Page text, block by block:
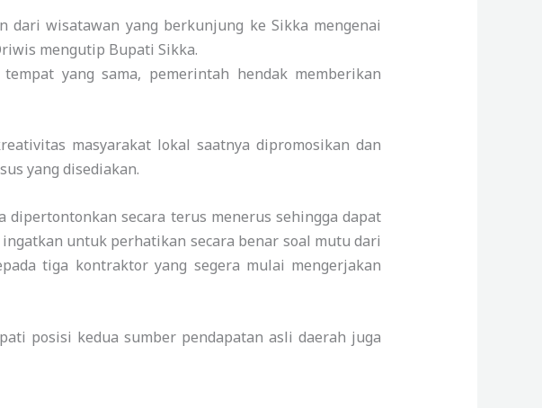
wisatawan yang berkunjung ke Sikka mengenai
mengutip Bupati Sikka.
yang sama, pemerintah hendak memberikan
masyarakat lokal saatnya dipromosikan dan
yang disediakan.
secara terus menerus sehingga dapat
untuk perhatikan secara benar soal mutu dari
tiga kontraktor yang segera mulai mengerjakan
posisi kedua sumber pendapatan asli daerah juga